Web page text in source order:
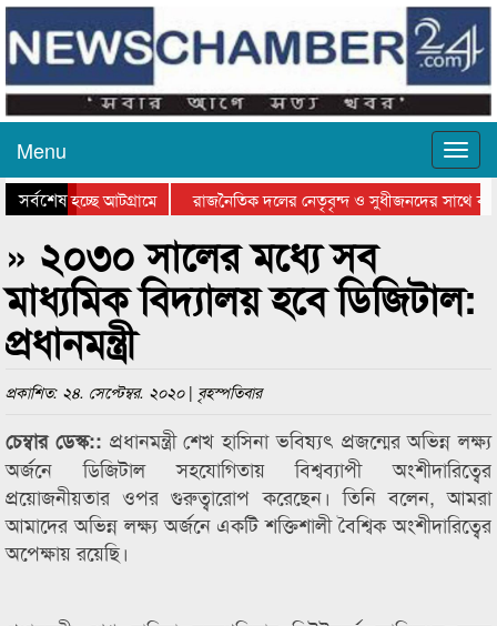
Menu
সর্বশেষহচ্ছে আটগ্রামে
রাজনৈতিক দলের নেতৃবৃন্দ ও সুধীজনদের সাথে
» ২০৩০ সালের মধ্যে সব
মাধ্যমিক বিদ্যালয় হবে ডিজিটাল:
প্রধানমন্ত্রী
প্রকাশিত: ২৪. সেপ্টেম্বর. ২০২০ | বৃহস্পতিবার
চেম্বার ডেস্ক:: প্রধানমন্ত্রী শেখ হাসিনা ভবিষ্যৎ প্রজন্মের অভিন্ন লক্ষ্য
অর্জনে ডিজিটাল সহযোগিতায় বিশ্বব্যাপী অংশীদারিত্বের
প্রয়োজনীয়তার ওপর গুরুত্বারোপ করেছেন। তিনি বলেন, আমরা
আমাদের অভিন্ন লক্ষ্য অর্জনে একটি শক্তিশালী বৈশ্বিক অংশীদারিত্বের
অপেক্ষায় রয়েছি।